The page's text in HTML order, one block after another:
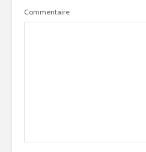
Commentaire